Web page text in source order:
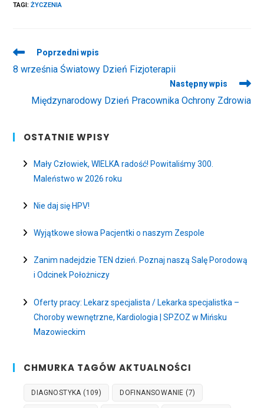
TAGI:ŻYCZENIA
Read
more
articles
Poprzedni wpis
8 września Światowy Dzień Fizjoterapii
Następny wpis
Międzynarodowy Dzień Pracownika Ochrony Zdrowia
OSTATNIE WPISY
Mały Człowiek, WIELKA radość! Powitaliśmy 300.
Maleństwo w 2026 roku
Nie daj się HPV!
Wyjątkowe słowa Pacjentki o naszym Zespole
Zanim nadejdzie TEN dzień. Poznaj naszą Salę Porodową
i Odcinek Położniczy
Oferty pracy: Lekarz specjalista / Lekarka specjalistka –
Choroby wewnętrzne, Kardiologia | SPZOZ w Mińsku
Mazowieckim
CHMURKA TAGÓW AKTUALNOŚCI
DIAGNOSTYKA (109) DOFINANSOWANIE (7)